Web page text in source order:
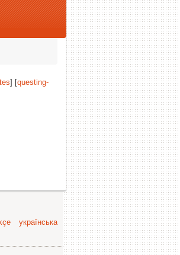
] [questing-
українська